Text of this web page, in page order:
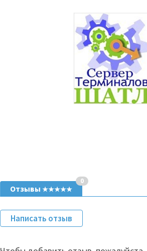
Отзывы ★★★★★
0
Написать отзыв